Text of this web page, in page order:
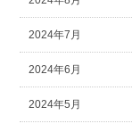
2024年7月
2024年6月
2024年5月